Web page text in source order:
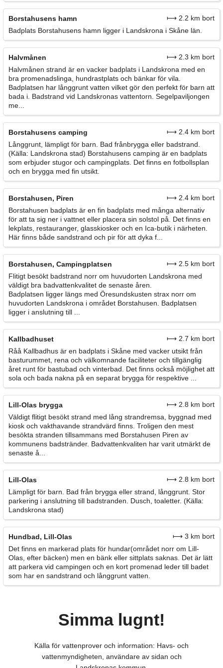
Borstahusens hamn
⟼ 2.2 km bort
Badplats Borstahusens hamn ligger i Landskrona i Skåne län.
Halvmånen
⟼ 2.3 km bort
Halvmånen strand är en vacker badplats i Landskrona med en
bra promenadslinga, hundrastplats och bänkar för vila.
Badplatsen har långgrunt vatten vilket gör den perfekt för barn att
bada i. Badstrand vid Landskronas vattentorn. Segelpaviljongen
me...
Borstahusens camping
⟼ 2.4 km bort
Långgrunt, lämpligt för barn. Bad frånbrygga eller badstrand.
(Källa: Landskrona stad) Borstahusens camping är en badplats
som erbjuder stugor och campingplats. Det finns en fotbollsplan
och en brygga med fin utsikt.
Borstahusen, Piren
⟼ 2.4 km bort
Borstahusen badplats är en fin badplats med många alternativ
för att ta sig ner i vattnet eller placera sin solstol på. Det finns en
lekplats, restauranger, glasskiosker och en Ica-butik i närheten.
Här finns både sandstrand och pir för att dyka f...
Borstahusen, Campingplatsen
⟼ 2.5 km bort
Flitigt besökt badstrand norr om huvudorten Landskrona med
väldigt bra badvattenkvalitet de senaste åren.
Badplatsen ligger längs med Öresundskusten strax norr om
huvudorten Landskrona i området Borstahusen. Badplatsen
ligger i anslutning till ...
Kallbadhuset
⟼ 2.7 km bort
Råå Kallbadhus är en badplats i Skåne med vacker utsikt från
basturummet, rena och välkomnande faciliteter och tillgänglig
året runt för bastubad och vinterbad. Det finns också möjlighet att
sola och bada nakna på en separat brygga för respektive ...
Lill-Olas brygga
⟼ 2.8 km bort
Väldigt flitigt besökt strand med lång strandremsa, byggnad med
kiosk och vakthavande strandvärd finns. Troligen den mest
besökta stranden tillsammans med Borstahusen Piren av
kommunens badstränder. Badvattenkvaliten har varit utmärkt de
senaste å...
Lill-Olas
⟼ 2.8 km bort
Lämpligt för barn. Bad från brygga eller strand, långgrunt. Stor
parkering i anslutning till badstranden. Dusch, toaletter. (Källa:
Landskrona stad)
Hundbad, Lill-Olas
⟼ 3 km bort
Det finns en markerad plats för hundar(området norr om Lill-
Olas, efter bäcken) men en bänk eller sittplats saknas. Det är lätt
att parkera vid campingen och en kort promenad leder till badet
som har en sandstrand och långgrunt vatten.
Simma lugnt!
Källa för vattenprover och information: Havs- och
vattenmyndigheten, användare av sidan och